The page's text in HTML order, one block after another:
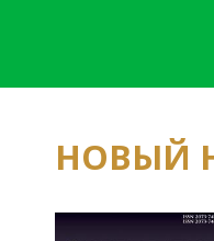
НОВЫЙ